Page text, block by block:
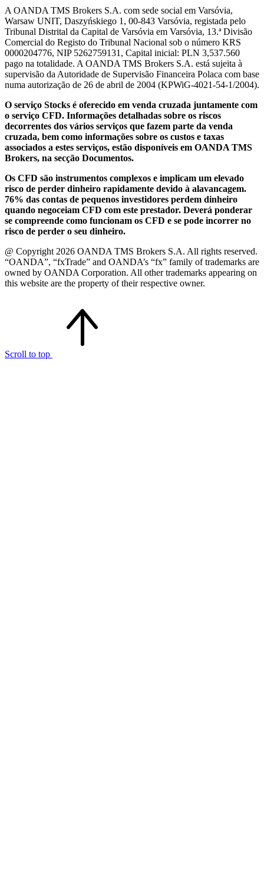
A OANDA TMS Brokers S.A. com sede social em Varsóvia,
Warsaw UNIT, Daszyńskiego 1, 00-843 Varsóvia, registada pelo
Tribunal Distrital da Capital de Varsóvia em Varsóvia, 13.ª Divisão
Comercial do Registo do Tribunal Nacional sob o número KRS
0000204776, NIP 5262759131, Capital inicial: PLN 3,537.560
pago na totalidade. A OANDA TMS Brokers S.A. está sujeita à
supervisão da Autoridade de Supervisão Financeira Polaca com base
numa autorização de 26 de abril de 2004 (KPWiG-4021-54-1/2004).
O serviço Stocks é oferecido em venda cruzada juntamente com
o serviço CFD. Informações detalhadas sobre os riscos
decorrentes dos vários serviços que fazem parte da venda
cruzada, bem como informações sobre os custos e taxas
associados a estes serviços, estão disponíveis em OANDA TMS
Brokers, na secção Documentos.
Os CFD são instrumentos complexos e implicam um elevado
risco de perder dinheiro rapidamente devido à alavancagem.
76% das contas de pequenos investidores perdem dinheiro
quando negoceiam CFD com este prestador. Deverá ponderar
se compreende como funcionam os CFD e se pode incorrer no
risco de perder o seu dinheiro.
@ Copyright 2026 OANDA TMS Brokers S.A. All rights reserved.
“OANDA”, “fxTrade” and OANDA’s “fx” family of trademarks are
owned by OANDA Corporation. All other trademarks appearing on
this website are the property of their respective owner.
Scroll to top